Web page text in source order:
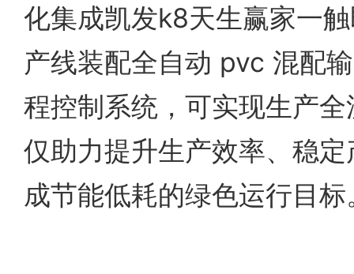
化集成凯发k8天生赢家一
产线装配全自动 pvc 混配
程控制系统，可实现生产
仅助力提升生产效率、稳
成节能低耗的绿色运行目标